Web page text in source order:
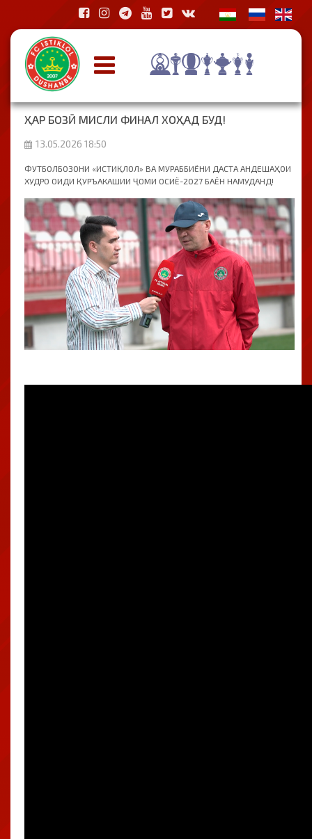
ҲАР БОЗӢ МИСЛИ ФИНАЛ ХОҲАД БУД!
13.05.2026 18:50
ФУТБОЛБОЗОНИ «ИСТИҚЛОЛ» ВА МУРАББИЁНИ ДАСТА АНДЕШАҲОИ
ХУДРО ОИДИ ҚУРЪАКАШИИ ҶОМИ ОСИЁ-2027 БАЁН НАМУДАНД!